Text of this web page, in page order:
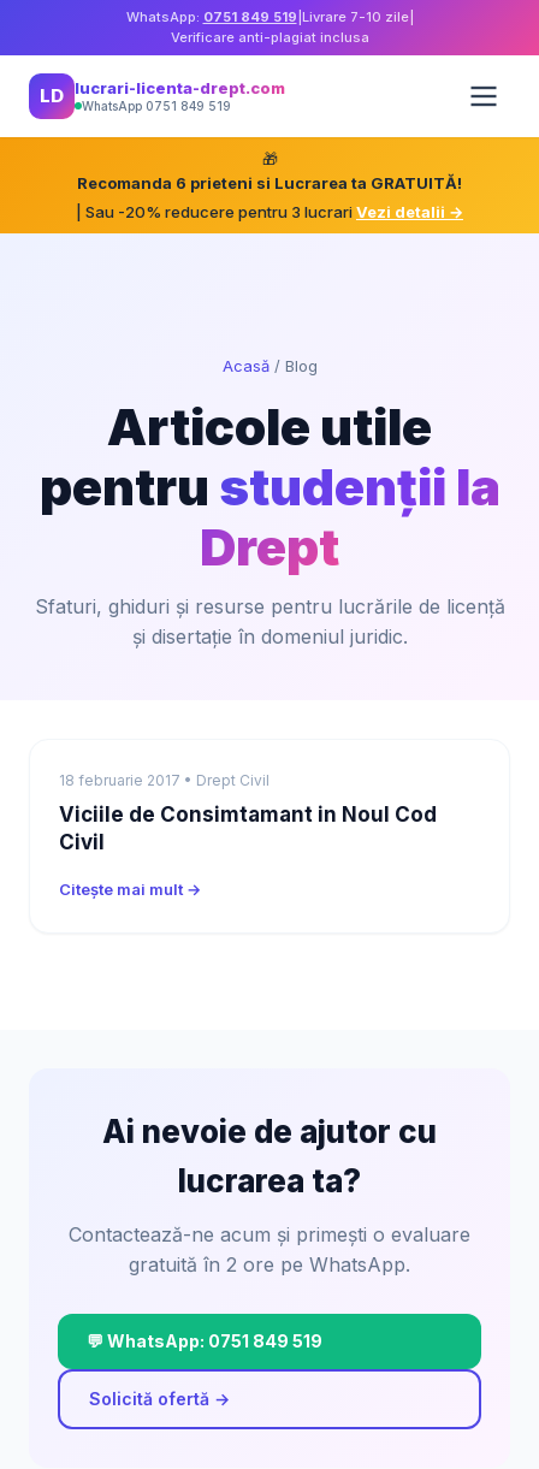
WhatsApp: 0751 849 519 Livrare 7-10 zile|
Verificare anti-plagiat inclusa
LD lucrari-licenta-drept.com
WhatsApp 0751 849 519
🎁
Recomanda 6 prieteni si Lucrarea ta GRATUITĂ!
| Sau -20% reducere pentru 3 lucrariVezi detalii →
Acasă/ Blog
Articole utile
pentru studenții la
Drept
Sfaturi, ghiduri și resurse pentru lucrările de licență
și disertație în domeniul juridic.
18 februarie 2017 • Drept Civil
Viciile de Consimtamant in Noul Cod
Civil
Citește mai mult →
Ai nevoie de ajutor cu
lucrarea ta?
Contactează-ne acum și primești o evaluare
gratuită în 2 ore pe WhatsApp.
💬 WhatsApp: 0751 849 519
Solicită ofertă →